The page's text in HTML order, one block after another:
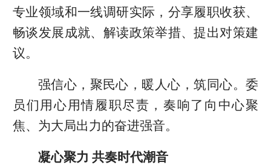
专业领域和一线调研实际，分享履职收获、
畅谈发展成就、解读政策举措、提出对策建
议。
强信心，聚民心，暖人心，筑同心。委
员们用心用情履职尽责，奏响了向中心聚
焦、为大局出力的奋进强音。
凝心聚力 共奏时代潮音